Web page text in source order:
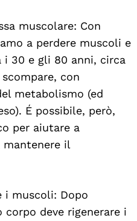
muscolare: Con
a perdere muscoli e
i 30 e gli 80 anni, circa
con
metabolismo (ed
É possibile, però,
per aiutare a
mantenere il
i muscoli: Dopo
corpo deve rigenerare i